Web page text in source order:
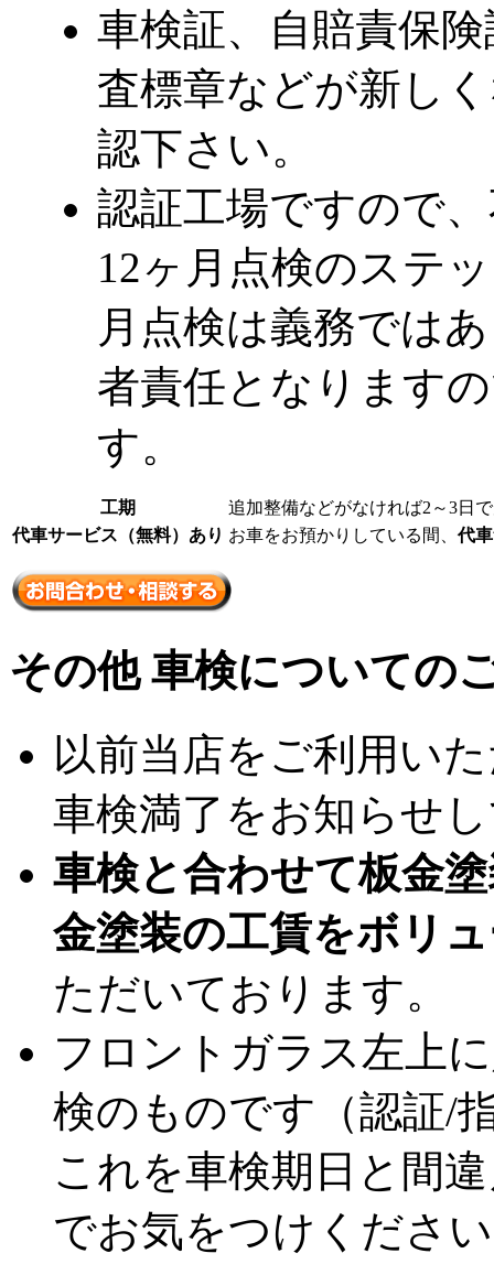
車検証、自賠責保
査標章などが新し
認下さい。
認証工場ですので
12ヶ月点検のステ
月点検は義務では
者責任となります
す。
工期
追加整備などがなければ2～3日
代車サービス（無料）あり お車をお預かりしている間、代
その他 車検についての
以前当店をご利用い
車検満了をお知らせ
車検と合わせて板金
金塗装の工賃をボリ
ただいております。
フロントガラス左上
検のものです（認証/
これを車検期日と間
でお気をつけくださ